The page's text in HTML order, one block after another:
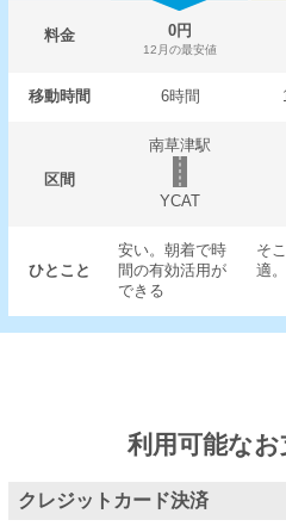
料金 0円
12月の最安値
移動時間 6時間
区間
南草津駅
YCAT
ひとこと
安い。朝着で時
間の有効活用が
できる
そ
適
利用可能な
クレジットカード決済